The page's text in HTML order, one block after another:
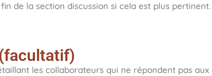
de la section discussion si cela est plus pertinent.
les collaborateurs qui ne répondent pas